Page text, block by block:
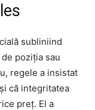
subliniind
poziția sau
regele a insistat
că integritatea
preț. El a